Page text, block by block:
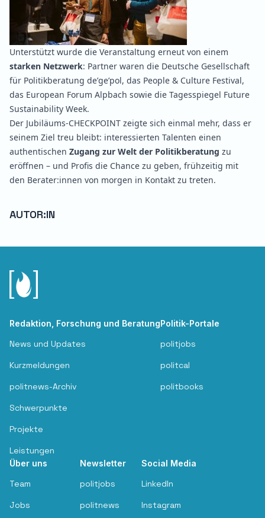
Unterstützt wurde die Veranstaltung erneut von einem
starken Netzwerk: Partner waren die Deutsche Gesellschaft
für Politikberatung de’ge’pol, das People & Culture Festival,
das European Forum Alpbach sowie die Tagesspiegel Future
Sustainability Week.
Der Jubiläums-CHECKPOINT zeigte sich einmal mehr, dass er
seinem Ziel treu bleibt: interessierten Talenten einen
authentischen Zugang zur Welt der Politikberatung zu
eröffnen – und Profis die Chance zu geben, frühzeitig mit
den Berater:innen von morgen in Kontakt zu treten.
AUTOR:IN
Redaktion, Forschung und Beratung
News und Updates
Kurzmeldungen
politnews-Archiv
Schwerpunkte
Projekte
Leistungen
Politik-Portale
politjobs
politcal
politbooks
Über uns
Team
Jobs
Newsletter
politjobs
politnews
Social Media
LinkedIn
Instagram